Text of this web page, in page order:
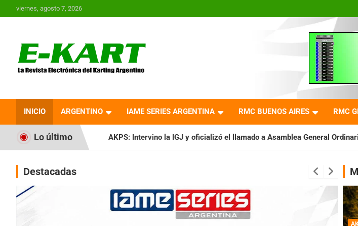
al
viernes, agosto 7, 2026
Revista Electrónica del
Karting en Argentina
INICIO ARGENTINO IAME SERIES ARGENTINA RMC BUENOS AIRES RMC
Lo último
AKPS: Intervino la IGJ y oficializó el llamado a Asamblea General Ordinaria IAME
Destacadas